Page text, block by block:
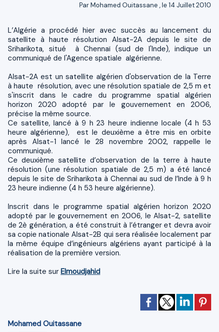
ParMohamed Ouitassane , le 14 Juillet 2010
L’Algérie a procédé hier avec succès au lancement du
satellite à haute résolution Alsat-2A depuis le site de
Sriharikota, situé à Chennaï (sud de l'Inde), indique un
communiqué de l'Agence spatiale algérienne.
Alsat-2A est un satellite algérien d'observation de la Terre
à haute résolution, avec une résolution spatiale de 2,5 m et
s'inscrit dans le cadre du programme spatial algérien
horizon 2020 adopté par le gouvernement en 2006,
précise la même source.
Ce satellite, lancé à 9 h 23 heure indienne locale (4 h 53
heure algérienne), est le deuxième a être mis en orbite
après Alsat-1 lancé le 28 novembre 2002, rappelle le
communiqué.
Ce deuxième satellite d’observation de la terre à haute
résolution (une résolution spatiale de 2,5 m) a été lancé
depuis le site de Sriharikota à Chennai au sud de l’Inde à 9 h
23 heure indienne (4 h 53 heure algérienne).
Inscrit dans le programme spatial algérien horizon 2020
adopté par le gouvernement en 2006, le Alsat-2, satellite
de 2è génération, a été construit à l’étranger et devra avoir
sa copie nationale Alsat-2B qui sera réalisée localement par
la même équipe d’ingénieurs algériens ayant participé à la
réalisation de la première version.
Lire la suite sur Elmoudjahid
Mohamed Ouitassane